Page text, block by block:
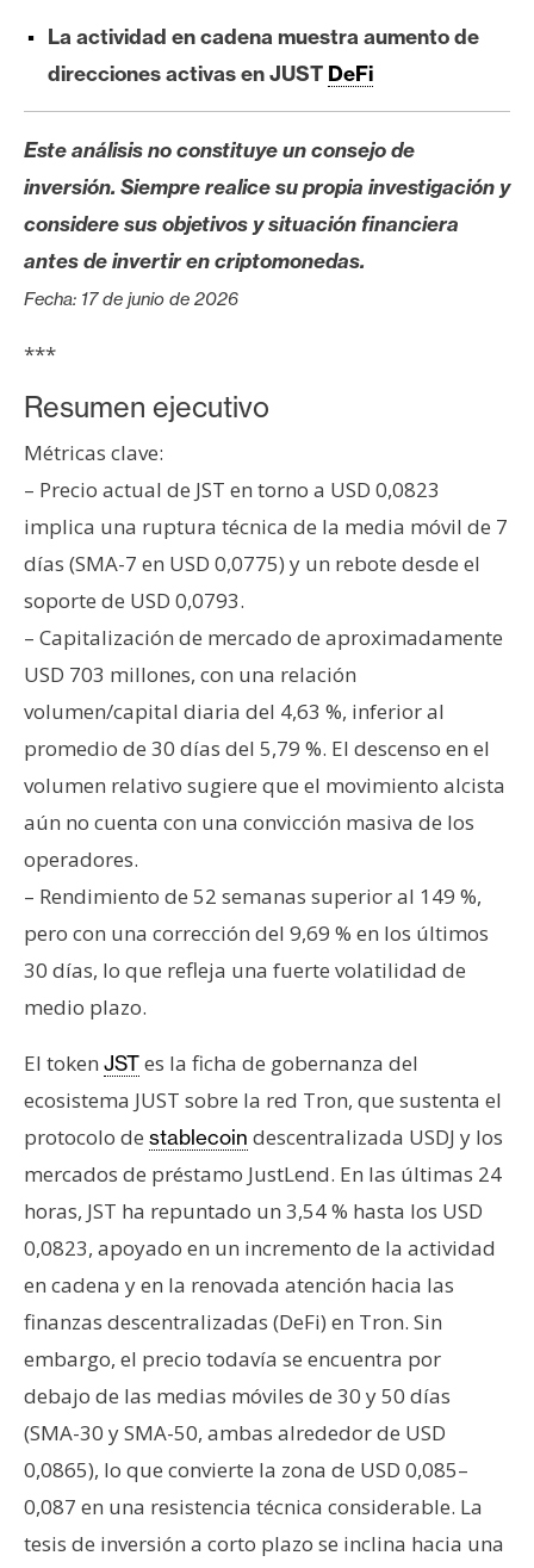
o
t
a
s
d
e
P
r
a
T
e
m
a
R
c
u
r
s
o
s
o
n
a
c
t
o
P
u
b
l
c
i
d
a
La actividad en cadena muestra aumento de
direcciones activas en JUST DeFi
Este análisis no constituye un consejo de
inversión. Siempre realice su propia investigación y
considere sus objetivos y situación financiera
antes de invertir en criptomonedas.
Fecha: 17 de junio de 2026
***
Resumen ejecutivo
Métricas clave:
– Precio actual de JST en torno a USD 0,0823
implica una ruptura técnica de la media móvil de 7
días (SMA-7 en USD 0,0775) y un rebote desde el
soporte de USD 0,0793.
– Capitalización de mercado de aproximadamente
USD 703 millones, con una relación
volumen/capital diaria del 4,63 %, inferior al
promedio de 30 días del 5,79 %. El descenso en el
volumen relativo sugiere que el movimiento alcista
aún no cuenta con una convicción masiva de los
operadores.
– Rendimiento de 52 semanas superior al 149 %,
pero con una corrección del 9,69 % en los últimos
30 días, lo que refleja una fuerte volatilidad de
medio plazo.
El token JSTes la ficha de gobernanza del
ecosistema JUST sobre la red Tron, que sustenta el
protocolo de stablecoin descentralizada USDJ y los
mercados de préstamo JustLend. En las últimas 24
horas, JST ha repuntado un 3,54 % hasta los USD
0,0823, apoyado en un incremento de la actividad
en cadena y en la renovada atención hacia las
finanzas descentralizadas (DeFi) en Tron. Sin
embargo, el precio todavía se encuentra por
debajo de las medias móviles de 30 y 50 días
(SMA-30 y SMA-50, ambas alrededor de USD
0,0865), lo que convierte la zona de USD 0,085–
0,087 en una resistencia técnica considerable. La
tesis de inversión a corto plazo se inclina hacia una